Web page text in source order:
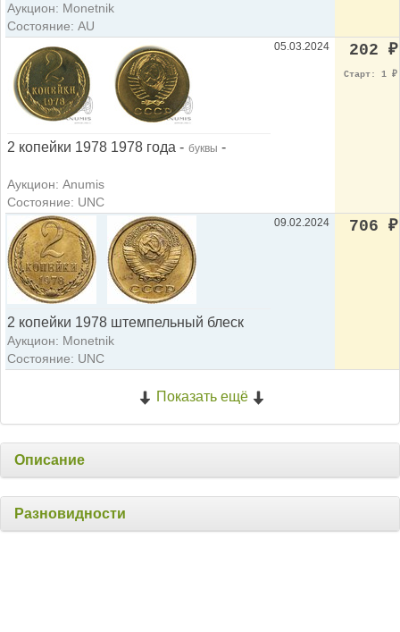
Аукцион: Monetnik
Состояние: AU
2 копейки 1978 1978 года - буквы -
Аукцион: Anumis
Состояние: UNC
05.03.2024 202 ₽
Старт: 1 ₽
2 копейки 1978 штемпельный блеск
Аукцион: Monetnik
Состояние: UNC
09.02.2024 706 ₽
Показать ещё
Описание
Разновидности